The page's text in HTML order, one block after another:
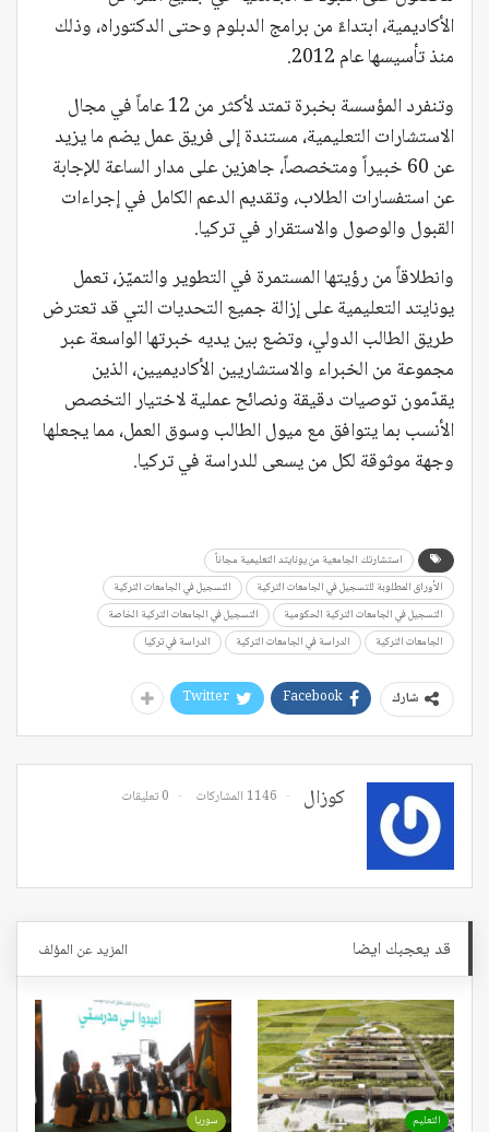
الأكاديمية، ابتداءً من برامج الدبلوم وحتى الدكتوراه، وذلك
منذ تأسيسها عام 2012.
وتنفرد المؤسسة بخبرة تمتد لأكثر من 12 عاماً في مجال
الاستشارات التعليمية، مستندة إلى فريق عمل يضم ما يزيد
عن 60 خبيراً ومتخصصاً، جاهزين على مدار الساعة للإجابة
عن استفسارات الطلاب، وتقديم الدعم الكامل في إجراءات
القبول والوصول والاستقرار في تركيا.
وانطلاقاً من رؤيتها المستمرة في التطوير والتميّز، تعمل
يونايتد التعليمية على إزالة جميع التحديات التي قد تعترض
طريق الطالب الدولي، وتضع بين يديه خبرتها الواسعة عبر
مجموعة من الخبراء والاستشاريين الأكاديميين، الذين
يقدّمون توصيات دقيقة ونصائح عملية لاختيار التخصص
الأنسب بما يتوافق مع ميول الطالب وسوق العمل، مما يجعلها
وجهة موثوقة لكل من يسعى للدراسة في تركيا.
استشارتك الجامعية من يونايتد التعليمية مجاناً
الأوراق المطلوبة للتسجيل في الجامعات التركية
التسجيل في الجامعات التركية
التسجيل في الجامعات التركية الحكومية
التسجيل في الجامعات التركية الخاصة
الجامعات التركية
الدراسة في الجامعات التركية الدراسة في تركيا
شارك Facebook
Twitter
كوزال 1146 المشاركات 0 تعليقات
قد يعجبك ايضا المزيد عن المؤلف
التعليم سوريا